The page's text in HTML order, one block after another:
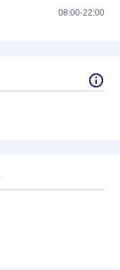
08:00-22:00